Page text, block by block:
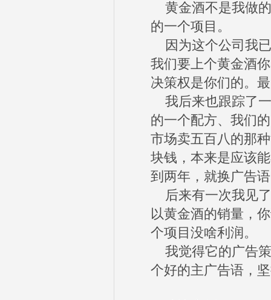
黄金酒不是我做
的一个项目。
因为这个公司我
我们要上个黄金酒
决策权是你们的。
我后来也跟踪了
的一个配方、我们
市场卖五百八的那
块钱，本来是应该
到两年，就换广告
后来有一次我见
以黄金酒的销量，
个项目没啥利润。
我觉得它的广告
个好的主广告语，